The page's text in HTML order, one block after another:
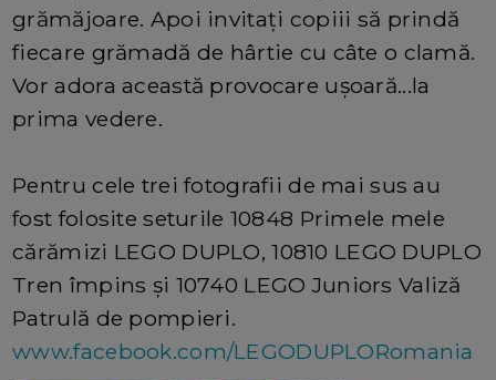
grămăjoare. Apoi invitați copiii să prindă
fiecare grămadă de hârtie cu câte o clamă.
Vor adora această provocare ușoară...la
prima vedere.
Pentru cele trei fotografii de mai sus au
fost folosite seturile 10848 Primele mele
cărămizi LEGO DUPLO, 10810 LEGO DUPLO
Tren împins și 10740 LEGO Juniors Valiză
Patrulă de pompieri.
www.facebook.com/LEGODUPLORomania